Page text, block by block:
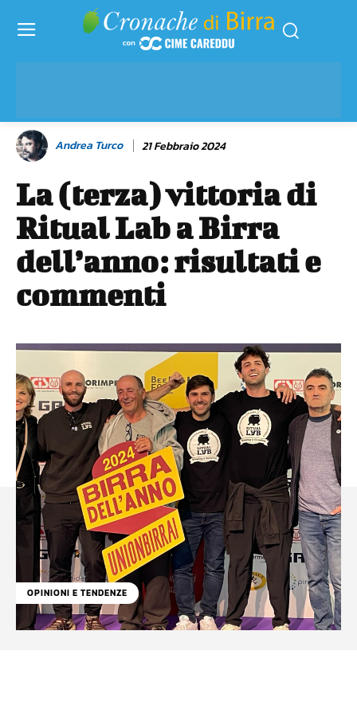
Andrea Turco 21 Febbraio 2024
La (terza) vittoria di
Ritual Lab a Birra
dell’anno: risultati e
commenti
OPINIONI E TENDENZE